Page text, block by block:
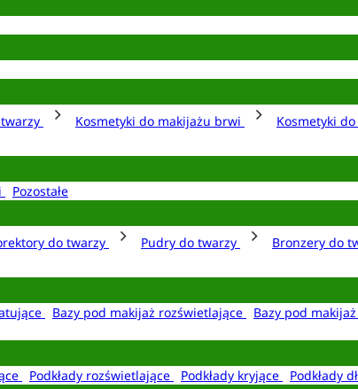
Kosmetyki do makijażu brwi Kosmetyki
Pozostałe
do twarzy Pudry do twarzy Bronzery do
Bazy pod makijaż rozświetlające Bazy pod
Podkłady rozświetlające Podkłady kryjące Podkłady